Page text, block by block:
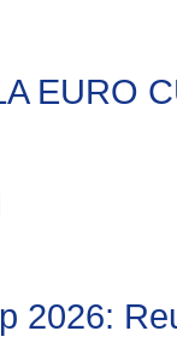
EURO
2026: